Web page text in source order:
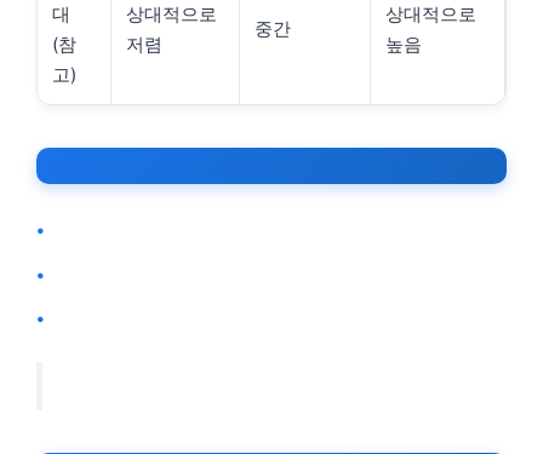
대
(참
고)
상대적으로
저렴
중간
상대적으로
높음